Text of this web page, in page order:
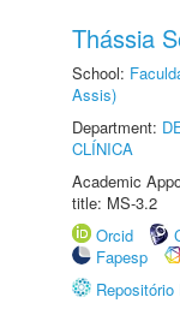
Thássia
School:
Assis)
Department:
CLÍNICA
Academic
title: MS-3.2
Orcid
Fapesp